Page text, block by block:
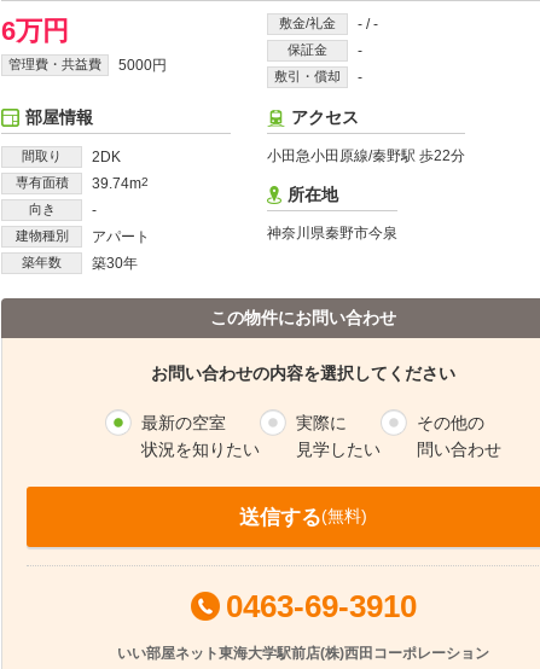
6万円
管理費・共益費 5000円
敷金/礼金 - /-
保証金 -
敷引・償却 -
部屋情報
間取り 2DK
専有面積 39.74m2
向き -
建物種別 アパート
築年数 築30年
アクセス
小田急小田原線/秦野駅 歩22分
所在地
神奈川県秦野市今泉
この物件にお問い合わせ
お問い合わせの内容を選択してください
最新の空室
状況を知りたい
実際に
見学したい
その他の
問い合わせ
送信する(無料)
0463-69-3910
いい部屋ネット東海大学駅前店(株)西田コーポレーション